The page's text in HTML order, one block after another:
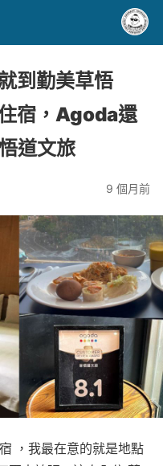
到勤美草悟
宿，Agoda還
道文旅
9 個月前
，我最在意的就是地點